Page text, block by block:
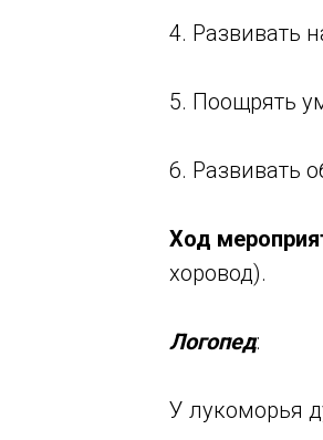
4. Развивать
5. Поощрять
6. Развивать
Ход
хоровод).
Логопед:
У лукоморья